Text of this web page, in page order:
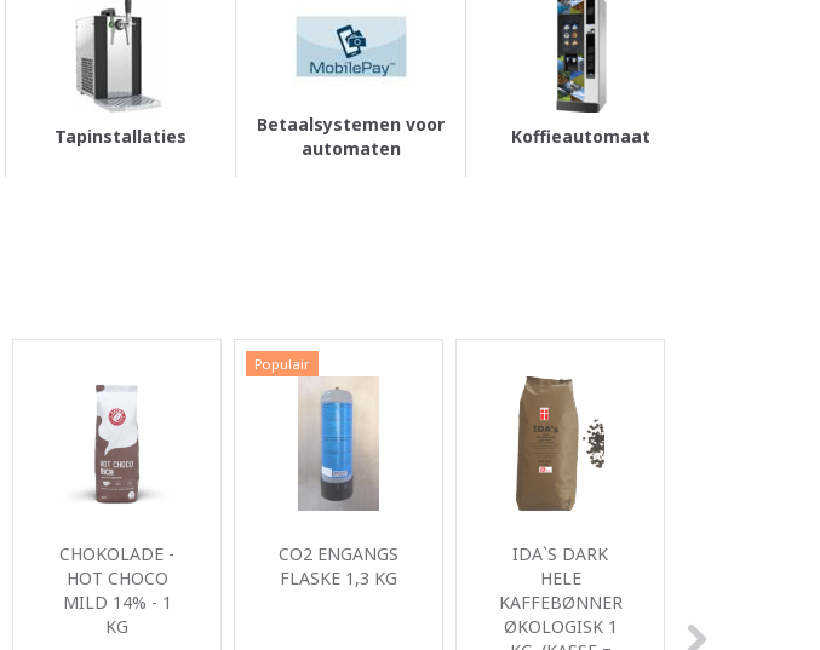
Tapinstallaties
Betaalsystemen voor
automaten
Koffieautomaat
CHOKOLADE -
HOT CHOCO
MILD 14% - 1
KG
Populair
CO2 ENGANGS
FLASKE 1,3 KG
IDA`S DARK
HELE
KAFFEBØNNER
ØKOLOGISK 1